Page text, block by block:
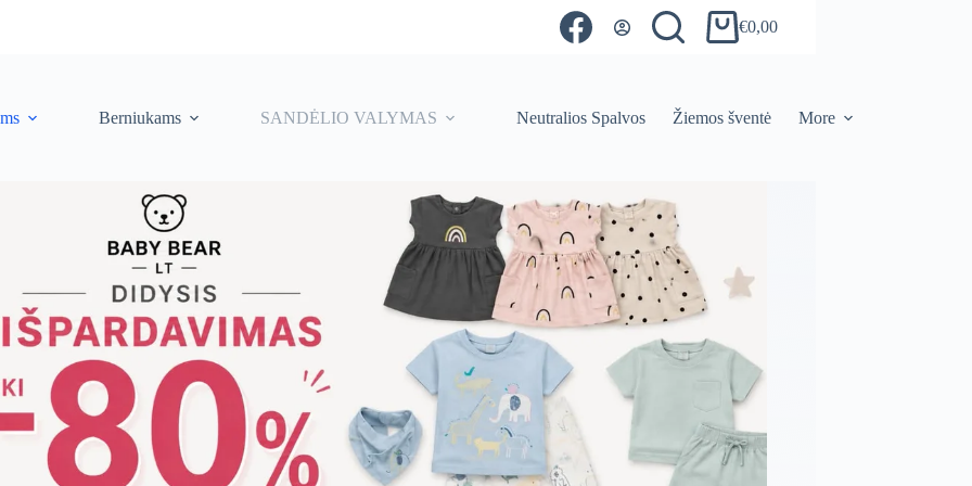
Shopping
€0,00
Berniukams SANDĖLIO VALYMAS Neutralios Spalvos Žiemos šventė More